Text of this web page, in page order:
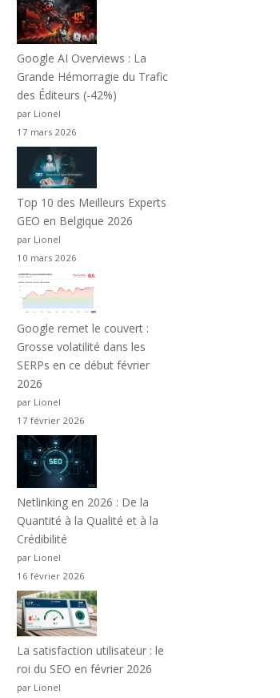
Google AI Overviews : La
Grande Hémorragie du Trafic
des Éditeurs (-42%)
par Lionel
17 mars 2026
Top 10 des Meilleurs Experts
GEO en Belgique 2026
par Lionel
10 mars 2026
Google remet le couvert :
Grosse volatilité dans les
SERPs en ce début février
2026
par Lionel
17 février 2026
Netlinking en 2026 : De la
Quantité à la Qualité et à la
Crédibilité
par Lionel
16 février 2026
La satisfaction utilisateur : le
roi du SEO en février 2026
par Lionel